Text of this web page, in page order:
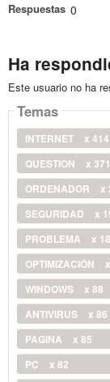
Respuestas 0
Ha
Este usuario no ha
Temas
INTERNET
x 414
QUESTION
x 371
ORDENADOR
x
SEGURIDAD
x
PROBLEMA
x
OPTIMIZACIÓN
WINDOWS
x 88
ANTIVIRUS
x 86
PAGINA
x 85
PC
x 82